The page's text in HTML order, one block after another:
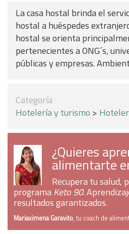
La casa hostal brinda el
hostal a huéspedes
hostal se orienta
pertenecientes a ONG´s,
públicas y empresas.
Categoría
Hotelería y turismo >
¿Quieres
alimentarte
Recupera tu salud,
programaKeto 90.
resultados garantizados.
Mariaximena Garavito, tu coach de